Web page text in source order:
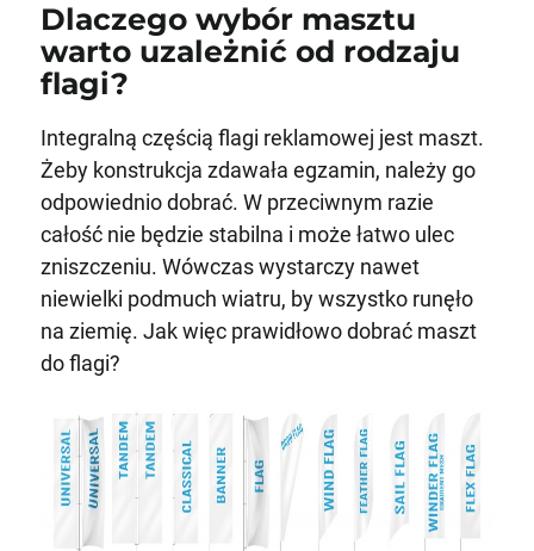
Dlaczego wybór masztu
warto uzależnić od rodzaju
flagi?
Integralną częścią flagi reklamowej jest maszt.
Żeby konstrukcja zdawała egzamin, należy go
odpowiednio dobrać. W przeciwnym razie
całość nie będzie stabilna i może łatwo ulec
zniszczeniu. Wówczas wystarczy nawet
niewielki podmuch wiatru, by wszystko runęło
na ziemię. Jak więc prawidłowo dobrać maszt
do flagi?